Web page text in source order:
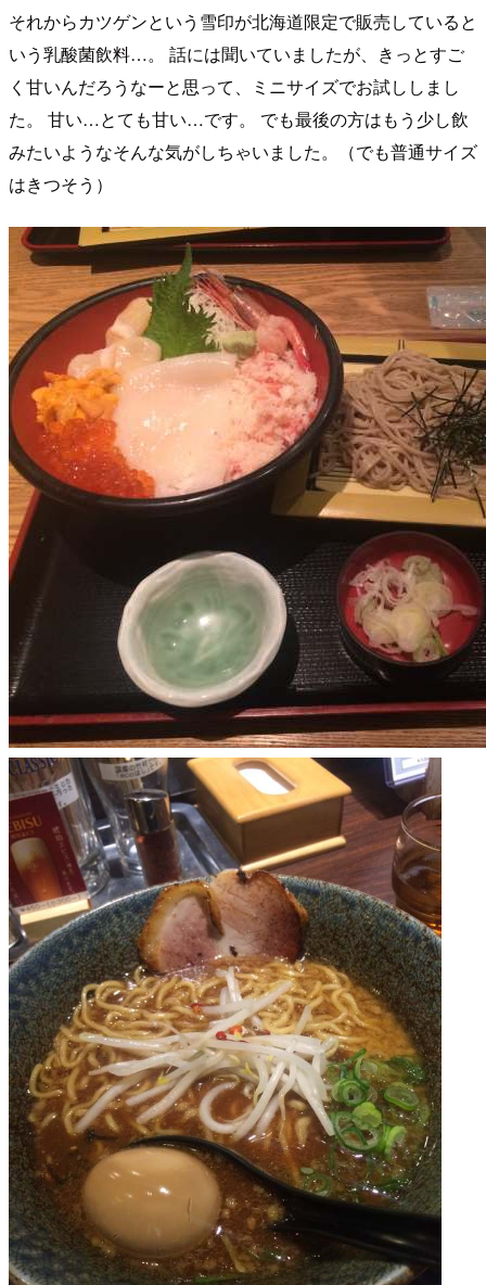
それからカツゲンという雪印が北海道限定で販売していると
いう乳酸菌飲料…。 話には聞いていましたが、きっとすご
く甘いんだろうなーと思って、ミニサイズでお試ししまし
た。 甘い…とても甘い…です。 でも最後の方はもう少し飲
みたいようなそんな気がしちゃいました。（でも普通サイズ
はきつそう）